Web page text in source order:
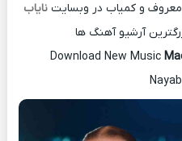
معروف و کمیاب در وبسایت نایاب
آرشیو آهنگ ها
Download New Music